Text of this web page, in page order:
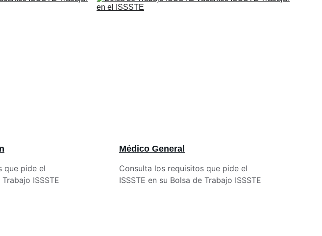
que pide el
ISSSTE
Consulta los requisitos que pide el
ISSSTE en su Bolsa de Trabajo ISSSTE
Médico General